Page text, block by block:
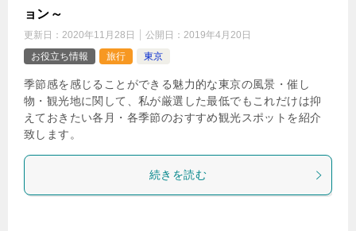
ョン～
更新日： 2020年11月28日 公開日： 2019年4月20日
お役立ち情報
旅行 東京
季節感を感じることができる魅力的な東京の風景・催し
物・観光地に関して、私が厳選した最低でもこれだけは抑
えておきたい各月・各季節のおすすめ観光スポットを紹介
致します。
続きを読む